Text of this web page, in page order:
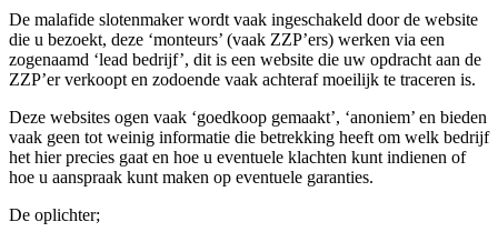
De malafide slotenmaker wordt vaak ingeschakeld door de website
die u bezoekt, deze ‘monteurs’ (vaak ZZP’ers) werken via een
zogenaamd ‘lead bedrijf’, dit is een website die uw opdracht aan de
ZZP’er verkoopt en zodoende vaak achteraf moeilijk te traceren is.
Deze websites ogen vaak ‘goedkoop gemaakt’, ‘anoniem’ en bieden
vaak geen tot weinig informatie die betrekking heeft om welk bedrijf
het hier precies gaat en hoe u eventuele klachten kunt indienen of
hoe u aanspraak kunt maken op eventuele garanties.
De oplichter;